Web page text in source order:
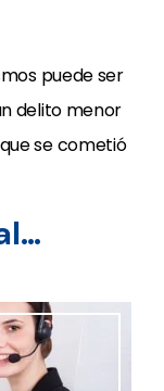
puede ser
delito menor
se cometió